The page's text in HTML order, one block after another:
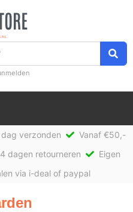
verzonden
Vanaf €50,-
dagen retourneren
Eigen
via i-deal of paypal